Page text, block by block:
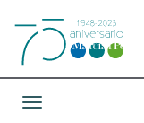
Toggle navigation